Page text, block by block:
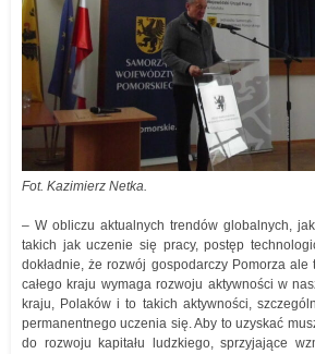
Fot. Kazimierz Netka.
– W obliczu aktualnych trendów globalnych,
takich jak uczenie się pracy, postęp
dokładnie, że rozwój gospodarczy Pomorza
całego kraju wymaga rozwoju aktywności w
kraju, Polaków i to takich aktywności,
permanentnego uczenia się. Aby to uzyskać
do rozwoju kapitału ludzkiego, sprzyjające